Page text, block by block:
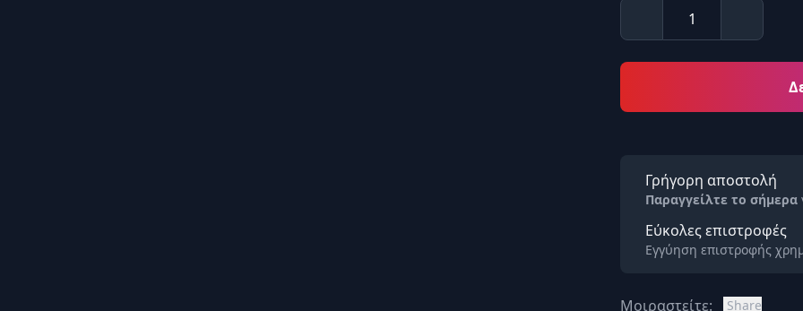
Γρήγορη αποστολή
Παραγγείλτε το σήμερα
Εύκολες επιστροφές
Εγγύηση επιστροφής
Μοιραστείτε: Share